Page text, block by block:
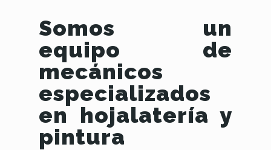
Somos un
equipo de
mecánicos
especializados
en hojalatería y
pintura